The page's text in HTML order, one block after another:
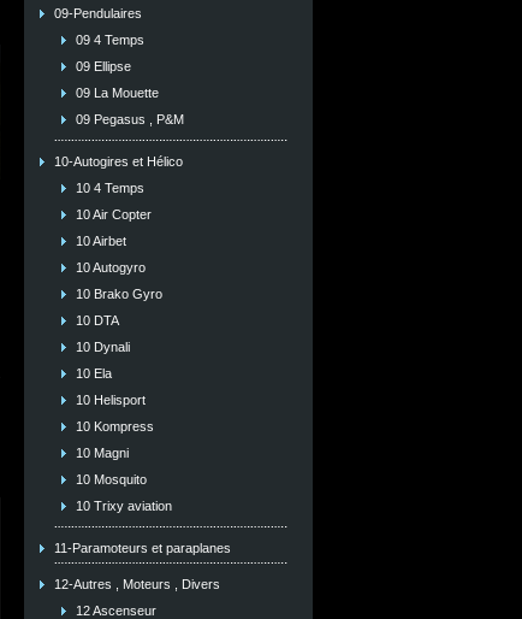
09-Pendulaires
09 4 Temps
09 Ellipse
09 La Mouette
09 Pegasus , P&M
10-Autogires et Hélico
10 4 Temps
10 Air Copter
10 Airbet
10 Autogyro
10 Brako Gyro
10 DTA
10 Dynali
10 Ela
10 Helisport
10 Kompress
10 Magni
10 Mosquito
10 Trixy aviation
11-Paramoteurs et paraplanes
12-Autres , Moteurs , Divers
12 Ascenseur